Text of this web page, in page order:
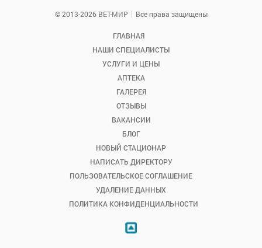
© 2013-2026 ВЕТ-МИР Все права защищены
ГЛАВНАЯ
НАШИ СПЕЦИАЛИСТЫ
УСЛУГИ И ЦЕНЫ
АПТЕКА
ГАЛЕРЕЯ
ОТЗЫВЫ
ВАКАНСИИ
БЛОГ
НОВЫЙ СТАЦИОНАР
НАПИСАТЬ ДИРЕКТОРУ
ПОЛЬЗОВАТЕЛЬСКОЕ СОГЛАШЕНИЕ
УДАЛЕНИЕ ДАННЫХ
ПОЛИТИКА КОНФИДЕНЦИАЛЬНОСТИ